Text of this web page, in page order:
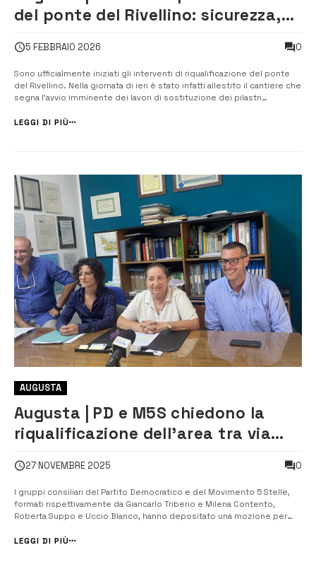
del ponte del Rivellino: sicurezza,
urbana
5 FEBBRAIO 2026 0
Sono ufficialmente iniziati gli interventi di riqualificazione del ponte
del Rivellino. Nella giornata di ieri è stato infatti allestito il cantiere che
segna l’avvio imminente dei lavori di sostituzione dei pilastri
trasformazione urbana. L’intervento, finanziato con fondi ...
LEGGI DI PIÙ
AUGUSTA
Augusta | PD e M5S chiedono la
riqualificazione dell’area tra via
“Ultima occasione per verde e
parcheggi nel centro storico”
27 NOVEMBRE 2025 0
I gruppi consiliari del Partito Democratico e del Movimento 5 Stelle,
formati rispettivamente da Giancarlo Triberio e Milena Contento,
Roberta Suppo e Uccio Blanco, hanno depositato una mozione per
necessario all’acquisizione e alla riqualificazione dell’area compresa
LEGGI DI PIÙ